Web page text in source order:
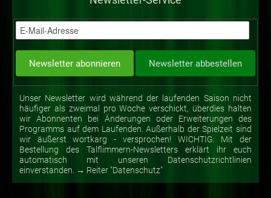
Unser Newsletter wird während der laufenden Saison nicht
häufiger als zweimal pro Woche verschickt, überdies halten
wir Abonnenten bei Änderungen oder Erweiterungen des
Programms auf dem Laufenden. Außerhalb der Spielzeit sind
wir äußerst wortkarg - versprochen! WICHTIG: Mit der
Bestellung des Talflimmern-Newsletters erklärt ihr euch
automatisch mit unseren Datenschutzrichtlinien
einverstanden. → Reiter "Datenschutz"